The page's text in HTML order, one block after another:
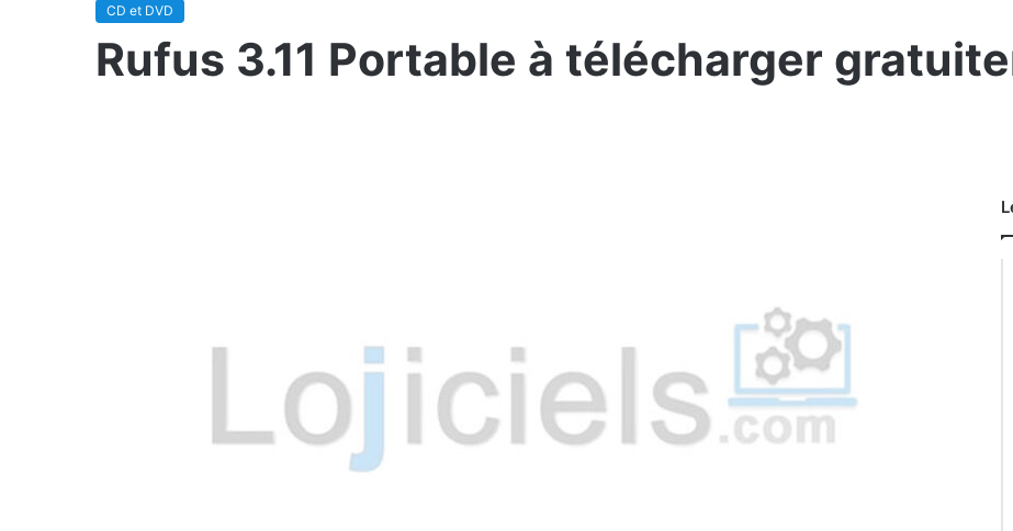
CD et DVD
Rufus 3.11 Portable à télécharger